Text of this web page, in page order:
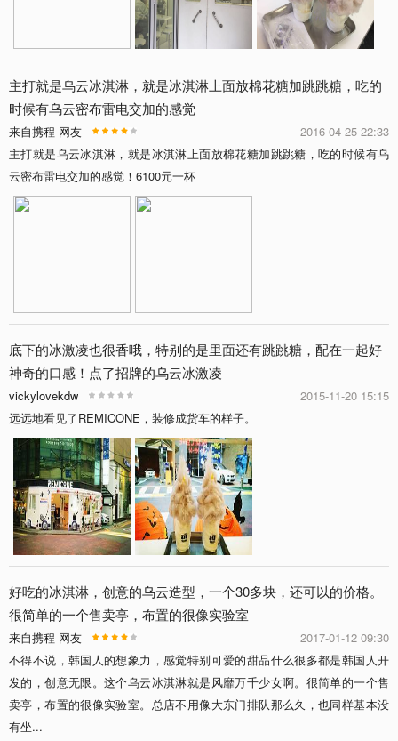
主打就是乌云冰淇淋，就是冰淇淋上面放棉花糖加跳跳糖，吃的
时候有乌云密布雷电交加的感觉
2016-04-25 22:33
来自携程 网友
主打就是乌云冰淇淋，就是冰淇淋上面放棉花糖加跳跳糖，吃的时候有乌
云密布雷电交加的感觉！6100元一杯
底下的冰激凌也很香哦，特别的是里面还有跳跳糖，配在一起好
神奇的口感！点了招牌的乌云冰激凌
2015-11-20 15:15
vickylovekdw
远远地看见了REMICONE，装修成货车的样子。
好吃的冰淇淋，创意的乌云造型，一个30多块，还可以的价格。
很简单的一个售卖亭，布置的很像实验室
2017-01-12 09:30
来自携程 网友
不得不说，韩国人的想象力，感觉特别可爱的甜品什么很多都是韩国人开
发的，创意无限。这个乌云冰淇淋就是风靡万千少女啊。很简单的一个售
卖亭，布置的很像实验室。总店不用像大东门排队那么久，也同样基本没
有坐...